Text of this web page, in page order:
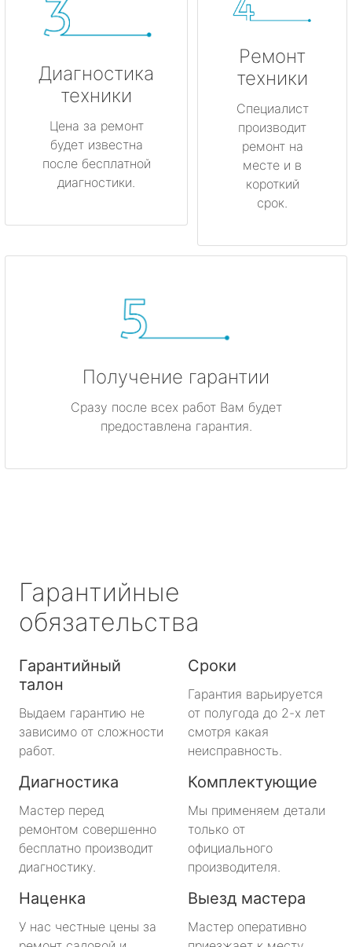
Диагностика
техники
Цена за ремонт
будет известна
после бесплатной
диагностики.
Ремонт
техники
Специалист
производит
ремонт на
месте и в
короткий
срок.
Получение гарантии
Сразу после всех работ Вам будет
предоставлена гарантия.
Гарантийные
обязательства
Гарантийный
талон
Выдаем гарантию не
зависимо от сложности
работ.
Сроки
Гарантия варьируется
от полугода до 2-х лет
смотря какая
неисправность.
Диагностика
Мастер перед
ремонтом совершенно
бесплатно производит
диагностику.
Комплектующие
Мы применяем детали
только от
официального
производителя.
Наценка
У нас честные цены за
Выезд мастера
Мастер оперативно